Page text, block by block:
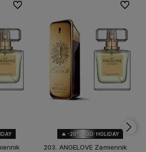
Do ulubionych
🔥 -20% KOD: HOLIDAY
203. ANGELOVE Zamiennik
Do